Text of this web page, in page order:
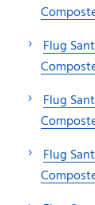
Flug
Flug
Flug